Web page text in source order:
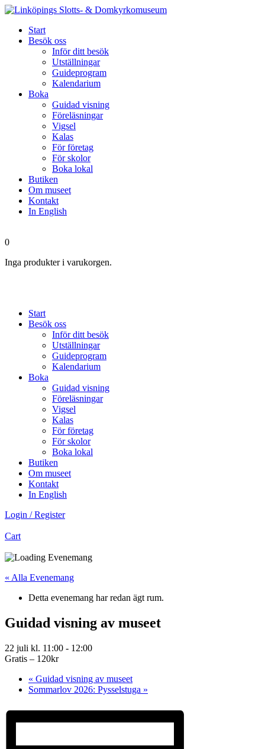
Start
Besök oss
Inför ditt besök
Utställningar
Guideprogram
Kalendarium
Boka
Guidad visning
Föreläsningar
Vigsel
Kalas
För företag
För skolor
Boka lokal
Butiken
Om museet
Kontakt
In English
0
Inga produkter i varukorgen.
Start
Besök oss
Inför ditt besök
Utställningar
Guideprogram
Kalendarium
Boka
Guidad visning
Föreläsningar
Vigsel
Kalas
För företag
För skolor
Boka lokal
Butiken
Om museet
Kontakt
In English
Login / Register
Cart
« Alla Evenemang
Detta evenemang har redan ägt rum.
Guidad visning av museet
22 juli kl. 11:00 - 12:00
Gratis – 120kr
« Guidad visning av museet
Sommarlov 2026: Pysselstuga »